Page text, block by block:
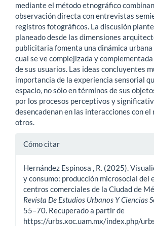
mediante el método etnográfico
observación directa con entrevistas
registros fotográficos. La discusión
planeado desde las dimensiones
publicitaria fomenta una dinámica urbana
cual se ve complejizada y
de sus usuarios. Las ideas concluyentes
importancia de la experiencia sensorial
espacio, no sólo en términos de sus
por los procesos perceptivos y
desencadenan en las interacciones con el
otros.
Detalles
artículo
Cómo citar
Hernández Espinosa , R. (2025).
y consumo: producción microsocial del
centros comerciales de la Ciudad de
Revista De Estudios Urbanos Y Ciencias
55–70. Recuperado a partir de
https://urbs.xoc.uam.mx/index.php/